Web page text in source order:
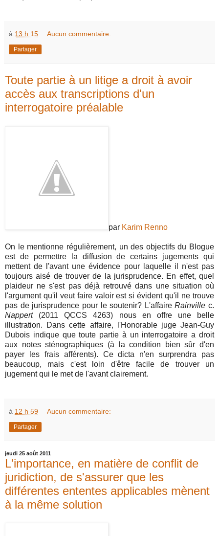
à 13 h 15 Aucun commentaire:
Partager
Toute partie à un litige a droit à avoir
accès aux transcriptions d'un
interrogatoire préalable
par Karim Renno
On le mentionne régulièrement, un des objectifs du Blogue
est de permettre la diffusion de certains jugements qui
mettent de l'avant une évidence pour laquelle il n'est pas
toujours aisé de trouver de la jurisprudence. En effet, quel
plaideur ne s'est pas déjà retrouvé dans une situation où
l'argument qu'il veut faire valoir est si évident qu'il ne trouve
pas de jurisprudence pour le soutenir? L'affaireRainville c.
Nappert(2011 QCCS 4263) nous en offre une belle
illustration. Dans cette affaire, l'Honorable juge Jean-Guy
Dubois indique que toute partie à un interrogatoire a droit
aux notes sténographiques (à la condition bien sûr d'en
payer les frais afférents). Ce dicta n'en surprendra pas
beaucoup, mais c'est loin d'être facile de trouver un
jugement qui le met de l'avant clairement.
à 12 h 59 Aucun commentaire:
Partager
jeudi 25 août 2011
L'importance, en matière de conflit de
juridiction, de s'assurer que les
différentes ententes applicables mènent
à la même solution